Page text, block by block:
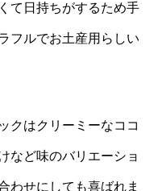
て日持ちがするため手
フルでお土産用らしい
クはクリーミーなココ
など味のバリエーショ
わせにしても喜ばれま